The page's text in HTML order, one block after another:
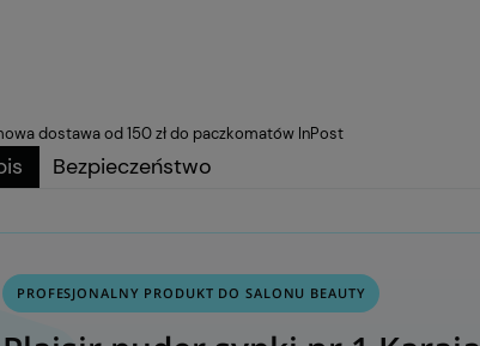
dostawa od 150 zł do paczkomatów InPost
Bezpieczeństwo
PROFESJONALNY PRODUKT DO SALONU BEAUTY